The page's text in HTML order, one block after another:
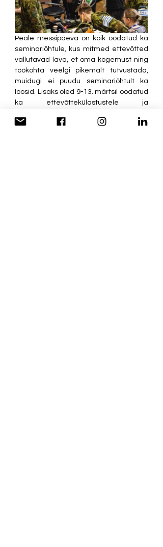
Peale messipäeva on kõik oodatud ka
seminariõhtule, kus mitmed ettevõtted
vallutavad lava, et oma kogemust ning
töökohta veelgi pikemalt tutvustada,
muidugi ei puudu seminariõhtult ka
loosid. Lisaks oled 9-13. märtsil oodatud
ka ettevõttekülastustele ja
oma valdkonna ässadega nende